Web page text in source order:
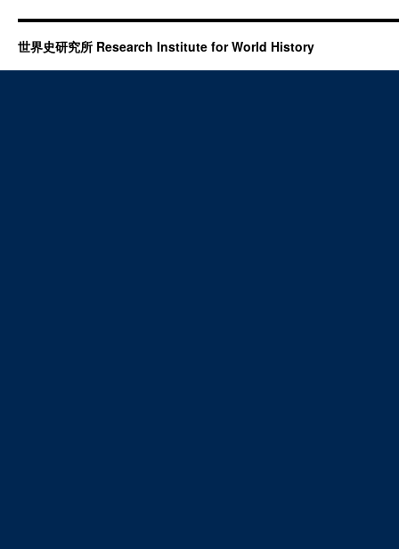
世界史研究所 Research Institute for World History